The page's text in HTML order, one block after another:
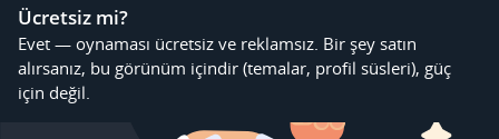
Ücretsiz mi?
Evet — oynaması ücretsiz ve reklamsız. Bir şey satın
alırsanız, bu görünüm içindir (temalar, profil süsleri), güç
için değil.